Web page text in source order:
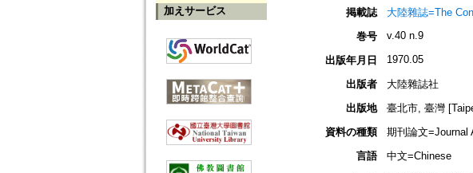
加えサービス
掲載誌
大陸雜誌=The
巻号
v.40 n.9
出版年月日 1970.05
出版者
大陸雜誌社
出版地
臺北市, 臺灣
資料の種類
期刊論文=Journal
言語
中文=Chinese